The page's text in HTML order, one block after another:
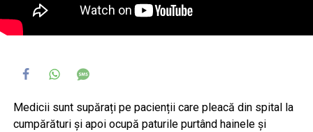
Medicii sunt supărați pe pacienții care pleacă din spital la
cumpărături și apoi ocupă paturile purtând hainele și